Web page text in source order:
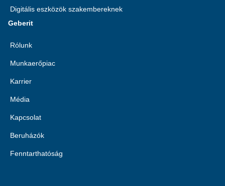
Digitális eszközök szakembereknek
Geberit
Rólunk
Munkaerőpiac
Karrier
Média
Kapcsolat
Beruházók
Fenntarthatóság